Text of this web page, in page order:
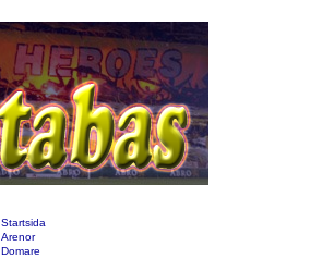
Startsida
Arenor
Domare